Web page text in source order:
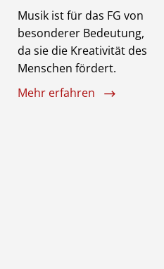
Musik ist für das FG von
besonderer Bedeutung,
da sie die Kreativität des
Menschen fördert.
Mehr erfahren